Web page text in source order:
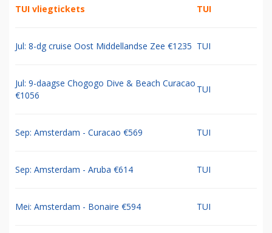
TUI vliegtickets TUI
Jul: 8-dg cruise Oost Middellandse Zee €1235 TUI
Jul: 9-daagse Chogogo Dive & Beach Curacao
€1056
TUI
Sep: Amsterdam - Curacao €569 TUI
Sep: Amsterdam - Aruba €614 TUI
Mei: Amsterdam - Bonaire €594 TUI